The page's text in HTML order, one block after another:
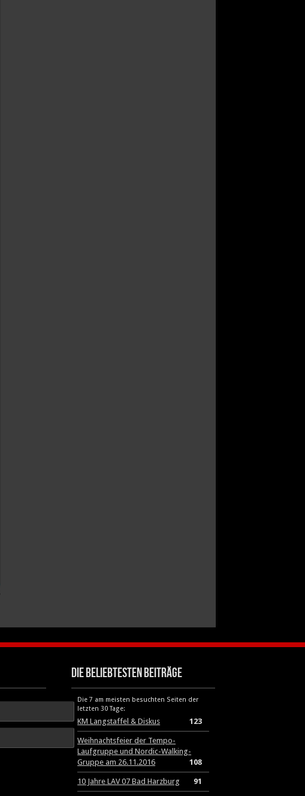
Die beliebtesten Beiträge
Die 7 am meisten besuchten Seiten der
letzten 30 Tage:
KM Langstaffel & Diskus 123
Weihnachtsfeier der Tempo-
Laufgruppe und Nordic-Walking-
Gruppe am 26.11.2016
108
10 Jahre LAV 07 Bad Harzburg 91